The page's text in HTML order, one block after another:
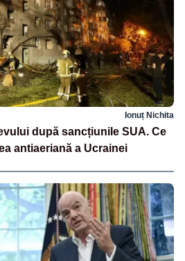
Ionuț Nichita
după sancțiunile SUA. Ce
antiaeriană a Ucrainei